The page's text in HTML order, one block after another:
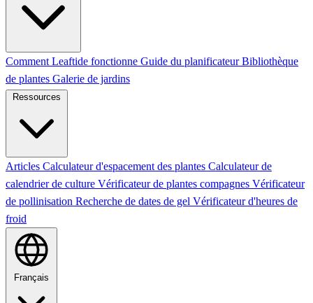
Comment Leaftide fonctionne Guide du planificateurBibliothèque
de plantes Galerie de jardins
Ressources
Articles Calculateur d'espacement des plantes Calculateur de
calendrier de culture Vérificateur de plantes compagnes Vérificateur
de pollinisation Recherche de dates de gel Vérificateur d'heures de
froid
Français